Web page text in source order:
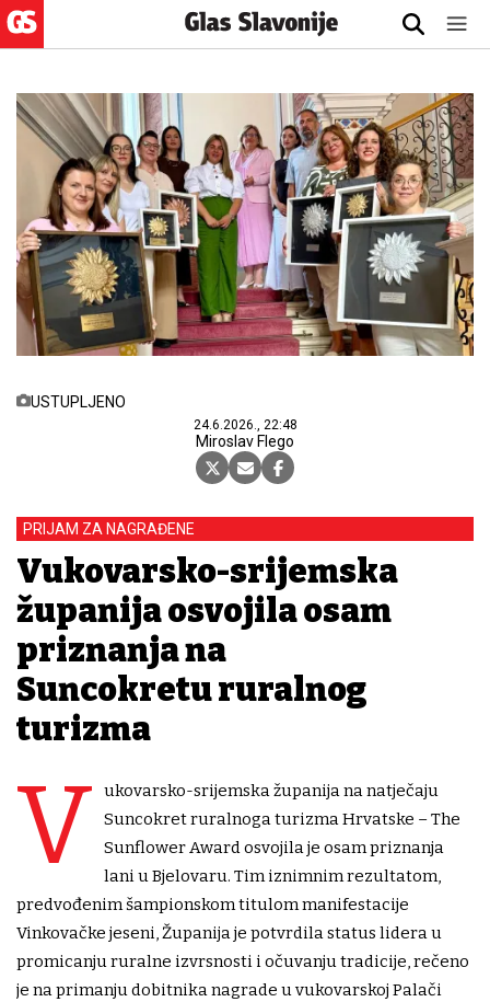
USTUPLJENO
24.6.2026., 22:48
Miroslav Flego
PRIJAM ZA NAGRAĐENE
Vukovarsko-srijemska
županija osvojila osam
priznanja na
Suncokretu ruralnog
turizma
V
ukovarsko-srijemska županija na natječaju
Suncokret ruralnoga turizma Hrvatske – The
Sunflower Award osvojila je osam priznanja
lani u Bjelovaru. Tim iznimnim rezultatom,
predvođenim šampionskom titulom manifestacije
Vinkovačke jeseni, Županija je potvrdila status lidera u
promicanju ruralne izvrsnosti i očuvanju tradicije, rečeno
je na primanju dobitnika nagrade u vukovarskoj Palači